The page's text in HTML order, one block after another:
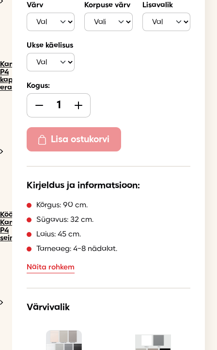
Kammono
P4
kapid
eraldi
Köögimööbel
Kammono
P4
seinakapid
Värv Korpuse värv Lisavalik
Ukse käelisus
Kogus:
Lisa ostukorvi
Kirjeldus ja informatsioon:
Kõrgus: 90 cm.
Sügavus: 32 cm.
Laius: 45 cm.
Tarneaeg: 4-8 nädalat.
Näita rohkem
Värvivalik